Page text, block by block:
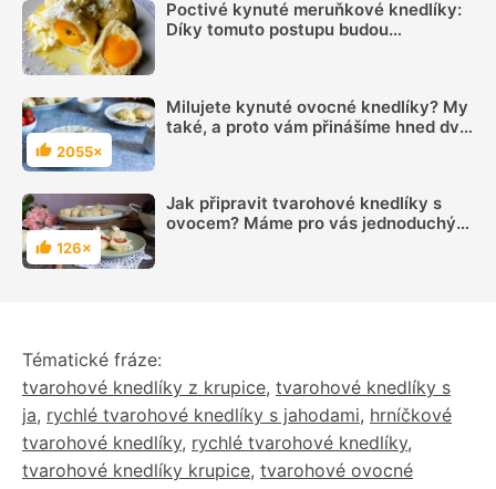
Poctivé kynuté meruňkové knedlíky:
Díky tomuto postupu budou
Hodnocení
2055×
Milujete kynuté ovocné knedlíky? My
také, a proto vám přinášíme hned dvě
Hodnocení
126×
Jak připravit tvarohové knedlíky s
ovocem? Máme pro vás jednoduchý
Tématické fráze:
tvarohové knedlíky z krupice, tvarohové knedlíky s
ja, rychlé tvarohové knedlíky s jahodami, hrníčkové
tvarohové knedlíky, rychlé tvarohové knedlíky,
tvarohové knedlíky krupice, tvarohové ovocné